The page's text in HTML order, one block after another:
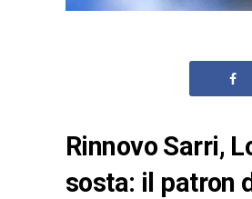
Rinnovo Sarri,
sosta: il patron